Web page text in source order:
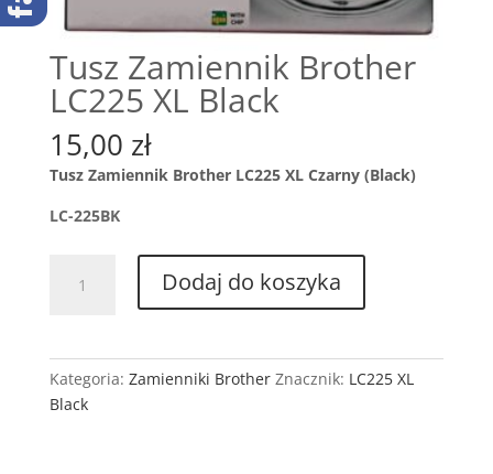
Tusz Zamiennik Brother
LC225 XL Black
15,00 zł
Tusz Zamiennik Brother LC225 XL Czarny (Black)
LC-225BK
XL
Dodaj do koszyka
Kategoria: Zamienniki Brother Znacznik: LC225 XL
Black